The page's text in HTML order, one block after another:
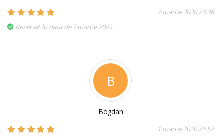
7 martie 2020 23:36
Rezervat în data de 7 martie 2020
B
Bogdan
1 martie 2020 21:57